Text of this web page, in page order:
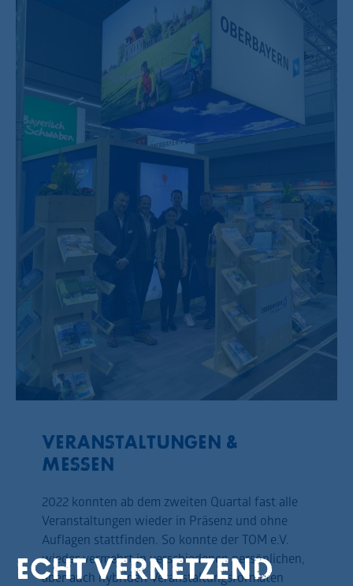
Echt Vernetzend
VERANSTALTUNGEN &
MESSEN
2022 konnten ab dem zweiten Quartal fast alle
Veranstaltungen wieder in Präsenz und ohne
Auflagen stattfinden. So konnte der TOM e.V.
wieder vermehrt in verschiedenen persönlichen,
aber auch hybriden Veranstaltungsformaten